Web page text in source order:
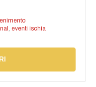
eventi ischia